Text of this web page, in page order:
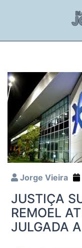
Jorge Vieira
JUSTIÇA
REMOEL
JULGADA